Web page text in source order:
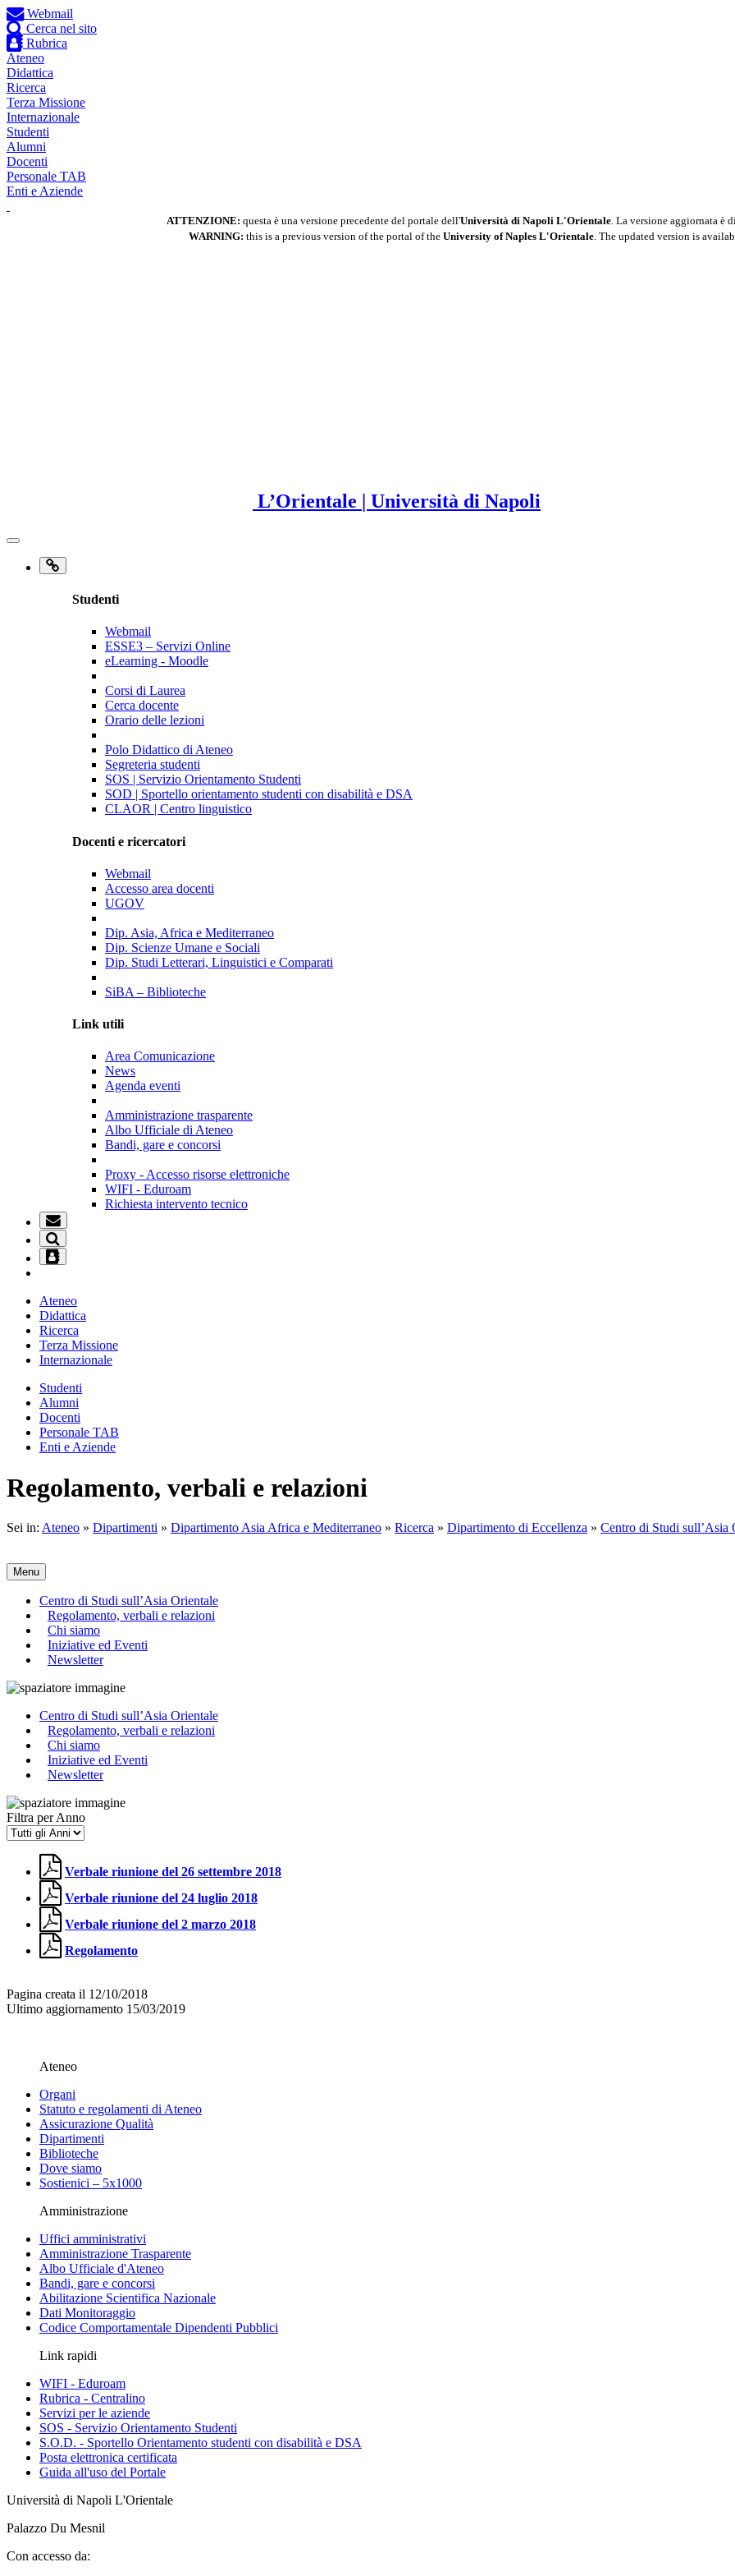
Webmail
Cerca nel sito
Rubrica
Ateneo
Didattica
Ricerca
Terza Missione
Internazionale
Studenti
Alumni
Docenti
Personale TAB
Enti e Aziende
ATTENZIONE: questa è una versione precedente del portale dell'Università di Napoli L'Orientale. La versione aggiornata è
WARNING: this is a previous version of the portal of the University of Naples L'Orientale. The updated version is
L’Orientale | Università di Napoli
Studenti
Webmail
ESSE3 – Servizi Online
eLearning - Moodle
Corsi di Laurea
Cerca docente
Orario delle lezioni
Polo Didattico di Ateneo
Segreteria studenti
SOS | Servizio Orientamento Studenti
SOD | Sportello orientamento studenti con disabilità e DSA
CLAOR | Centro linguistico
Docenti e ricercatori
Webmail
Accesso area docenti
UGOV
Dip. Asia, Africa e Mediterraneo
Dip. Scienze Umane e Sociali
Dip. Studi Letterari, Linguistici e Comparati
SiBA – Biblioteche
Link utili
Area Comunicazione
News
Agenda eventi
Amministrazione trasparente
Albo Ufficiale di Ateneo
Bandi, gare e concorsi
Proxy - Accesso risorse elettroniche
WIFI - Eduroam
Richiesta intervento tecnico
Ateneo
Didattica
Ricerca
Terza Missione
Internazionale
Studenti
Alumni
Docenti
Personale TAB
Enti e Aziende
Regolamento, verbali e relazioni
Sei in: Ateneo » Dipartimenti » Dipartimento Asia Africa e Mediterraneo » Ricerca » Dipartimento di Eccellenza » Centro di Studi sull’Asia
Menu
Centro di Studi sull’Asia Orientale
Regolamento, verbali e relazioni
Chi siamo
Iniziative ed Eventi
Newsletter
Centro di Studi sull’Asia Orientale
Regolamento, verbali e relazioni
Chi siamo
Iniziative ed Eventi
Newsletter
Filtra per Anno
Verbale riunione del 26 settembre 2018
Verbale riunione del 24 luglio 2018
Verbale riunione del 2 marzo 2018
Regolamento
Pagina creata il 12/10/2018
Ultimo aggiornamento 15/03/2019
Ateneo
Organi
Statuto e regolamenti di Ateneo
Assicurazione Qualità
Dipartimenti
Biblioteche
Dove siamo
Sostienici – 5x1000
Amministrazione
Uffici amministrativi
Amministrazione Trasparente
Albo Ufficiale d'Ateneo
Bandi, gare e concorsi
Abilitazione Scientifica Nazionale
Dati Monitoraggio
Codice Comportamentale Dipendenti Pubblici
Link rapidi
WIFI - Eduroam
Rubrica - Centralino
Servizi per le aziende
SOS - Servizio Orientamento Studenti
S.O.D. - Sportello Orientamento studenti con disabilità e DSA
Posta elettronica certificata
Guida all'uso del Portale
Università di Napoli L'Orientale
Palazzo Du Mesnil
Con accesso da: